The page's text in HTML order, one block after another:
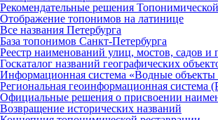
Рекомендательные решения
Отображение топонимов на латинице
Все названия Петербурга
База топонимов Санкт‑Петербурга
Реестр наименований улиц, мостов, садов и
Госкаталог названий географических
Информационная система «Водные объекты
Региональная геоинформационная система
Официальные решения о присвоении
Возвращение исторических названий